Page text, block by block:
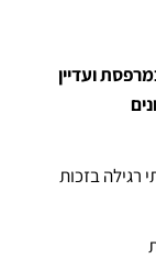
ועדיין
רגילה בזכות